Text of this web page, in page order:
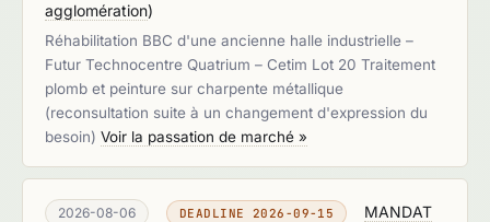
agglomération)
Réhabilitation BBC d'une ancienne halle industrielle –
Futur Technocentre Quatrium – Cetim Lot 20 Traitement
plomb et peinture sur charpente métallique
(reconsultation suite à un changement d'expression du
besoin) Voir la passation de marché »
2026-08-06 DEADLINE 2026-09-15
MANDAT